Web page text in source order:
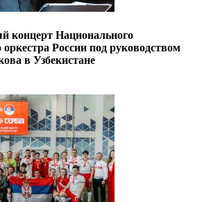
концерт Национального
России под руководством
в Узбекистане